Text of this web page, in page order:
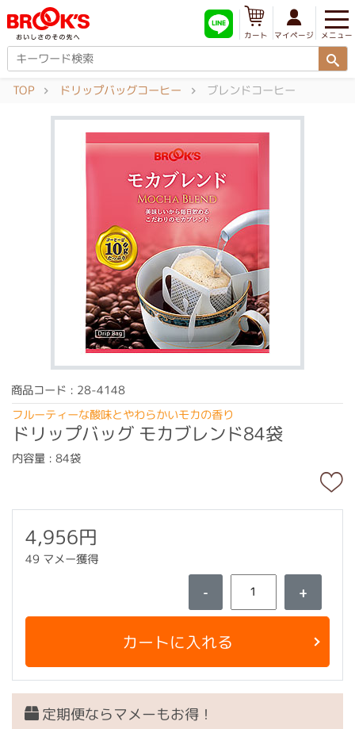
メニュー
マイページ
カート
TOP ドリップバッグコーヒー ブレンドコーヒー
商品コード : 28-4148
フルーティーな酸味とやわらかいモカの香り
ドリップバッグ モカブレンド84袋
内容量 : 84袋
4,956円
49 マメー獲得
- +
カートに入れる
定期便ならマメーもお得！